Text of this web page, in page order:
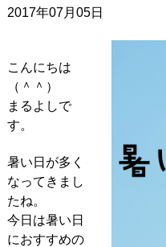
2017年07月05日
こんにちは
（＾＾）
まるよしで
す。
暑い日が多く
なってきまし
たね。
今日は暑い日
におすすめの